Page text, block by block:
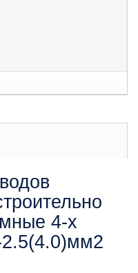
4-х
2.5(4.0)мм2